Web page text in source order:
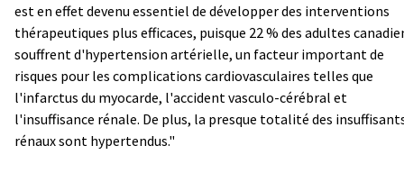
est en effet devenu essentiel de développer des interventions
thérapeutiques plus efficaces, puisque 22 % des adultes
souffrent d'hypertension artérielle, un facteur important de
risques pour les complications cardiovasculaires telles que
l'infarctus du myocarde, l'accident vasculo-cérébral et
l'insuffisance rénale. De plus, la presque totalité des
rénaux sont hypertendus."